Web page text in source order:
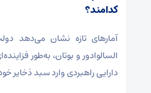
کدامند؟
آمارهای تازه نشان می‌دهد
السالوادور و بوتان، به‌طور
دارایی راهبردی وارد سبد ذخایر